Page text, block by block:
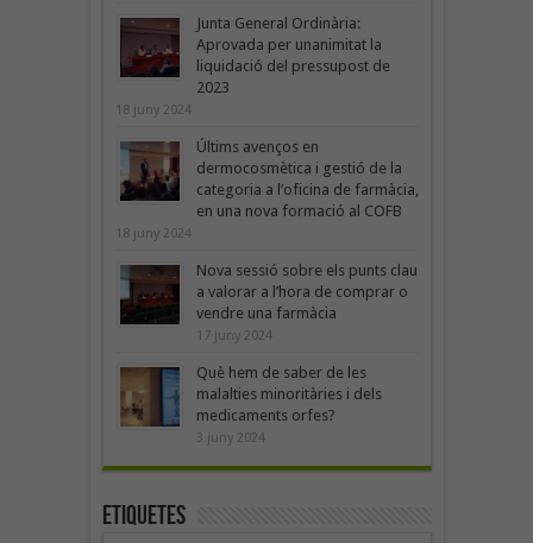
Junta General Ordinària:
Aprovada per unanimitat la
liquidació del pressupost de
2023
18 juny 2024
Últims avenços en
dermocosmètica i gestió de la
categoria a l’oficina de farmàcia,
en una nova formació al COFB
18 juny 2024
Nova sessió sobre els punts clau
a valorar a l’hora de comprar o
vendre una farmàcia
17 juny 2024
Què hem de saber de les
malalties minoritàries i dels
medicaments orfes?
3 juny 2024
Etiquetes